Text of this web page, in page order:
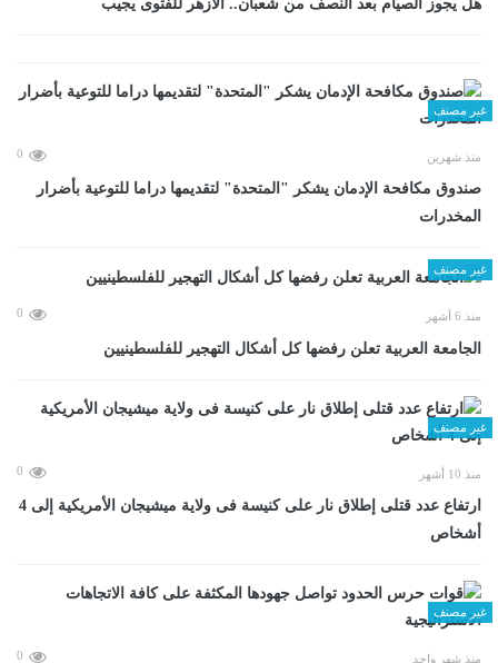
هل يجوز الصيام بعد النصف من شعبان.. الأزهر للفتوى يجيب
غير مصنف
منذ شهرين 0
صندوق مكافحة الإدمان يشكر "المتحدة" لتقديمها دراما للتوعية بأضرار
المخدرات
غير مصنف
منذ 6 أشهر 0
الجامعة العربية تعلن رفضها كل أشكال التهجير للفلسطينيين
غير مصنف
منذ 10 أشهر 0
ارتفاع عدد قتلى إطلاق نار على كنيسة فى ولاية ميشيجان الأمريكية إلى 4
أشخاص
غير مصنف
منذ شهر واحد 0